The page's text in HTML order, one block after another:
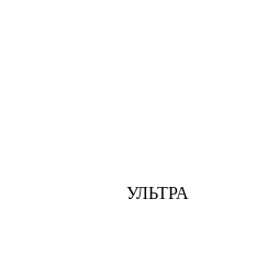
УЛЬТРА